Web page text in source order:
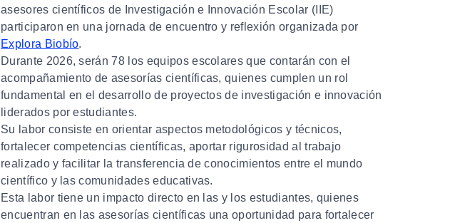
asesores científicos de Investigación e Innovación Escolar (IIE)
participaron en una jornada de encuentro y reflexión organizada por
Explora Biobío.
Durante 2026, serán 78 los equipos escolares que contarán con el
acompañamiento de asesorías científicas, quienes cumplen un rol
fundamental en el desarrollo de proyectos de investigación e innovación
liderados por estudiantes.
Su labor consiste en orientar aspectos metodológicos y técnicos,
fortalecer competencias científicas, aportar rigurosidad al trabajo
realizado y facilitar la transferencia de conocimientos entre el mundo
científico y las comunidades educativas.
Esta labor tiene un impacto directo en las y los estudiantes, quienes
encuentran en las asesorías científicas una oportunidad para fortalecer